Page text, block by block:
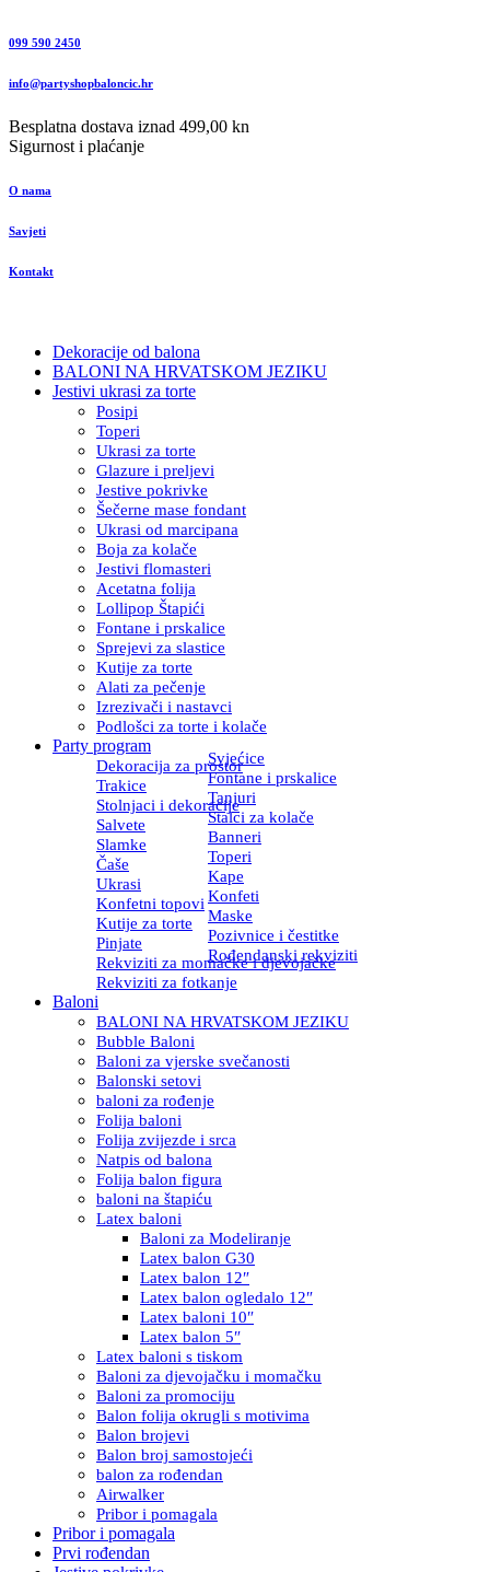
099 590 2450
info@partyshopbaloncic.hr
Besplatna dostava iznad 499,00 kn
Sigurnost i plaćanje
O nama
Savjeti
Kontakt
Dekoracije od balona
BALONI NA HRVATSKOM JEZIKU
Jestivi ukrasi za torte
Posipi
Toperi
Ukrasi za torte
Glazure i preljevi
Jestive pokrivke
Šečerne mase fondant
Ukrasi od marcipana
Boja za kolače
Jestivi flomasteri
Acetatna folija
Lollipop Štapići
Fontane i prskalice
Sprejevi za slastice
Kutije za torte
Alati za pečenje
Izrezivači i nastavci
Podlošci za torte i kolače
Party program
Dekoracija za prostor
Svjećice
Trakice
Fontane i prskalice
Stolnjaci i dekoracije
Tanjuri
Salvete
Stalci za kolače
Slamke
Banneri
Čaše
Toperi
Ukrasi
Kape
Konfetni topovi Konfeti
Kutije za torte
Maske
Pinjate
Pozivnice i čestitke
Rekviziti za momačke i djevojačke
Rođendanski rekviziti
Rekviziti za fotkanje
Baloni
BALONI NA HRVATSKOM JEZIKU
Bubble Baloni
Baloni za vjerske svečanosti
Balonski setovi
baloni za rođenje
Folija baloni
Folija zvijezde i srca
Natpis od balona
Folija balon figura
baloni na štapiću
Latex baloni
Baloni za Modeliranje
Latex balon G30
Latex balon 12″
Latex balon ogledalo 12″
Latex baloni 10″
Latex balon 5″
Latex baloni s tiskom
Baloni za djevojačku i momačku
Baloni za promociju
Balon folija okrugli s motivima
Balon brojevi
Balon broj samostojeći
balon za rođendan
Airwalker
Pribor i pomagala
Pribor i pomagala
Prvi rođendan